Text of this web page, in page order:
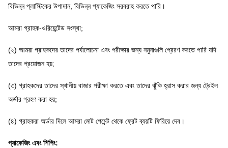
বিভিন্ন প্লাস্টিকের উপাদান, বিভিন্ন প্যাকেজিং সরবরাহ করতে পারি।
আমরা গ্রাহক-ওরিয়েন্টেড সংস্থা;
(২) আমরা গ্রাহকদের তাদের পর্যালোচনা এবং পরীক্ষার জন্য নমুনাগুলি প্রেরণ করতে পারি যদি
তাদের প্রয়োজন হয়;
(৩) গ্রাহকদের তাদের স্থানীয় বাজার পরীক্ষা করতে এবং তাদের ঝুঁকি হ্রাস করার জন্য ট্রেইল
অর্ডার গ্রহণ করা হয়;
(৪) গ্রাহকরা অর্ডার দিলে আমরা মোট পেমেন্ট থেকে ফ্রেট ব্যয়টি ফিরিয়ে দেব।
প্যাকেজিং এবং শিপিং: